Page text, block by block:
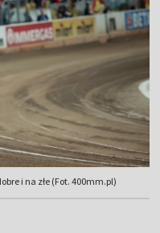
i na złe (Fot. 400mm.pl)